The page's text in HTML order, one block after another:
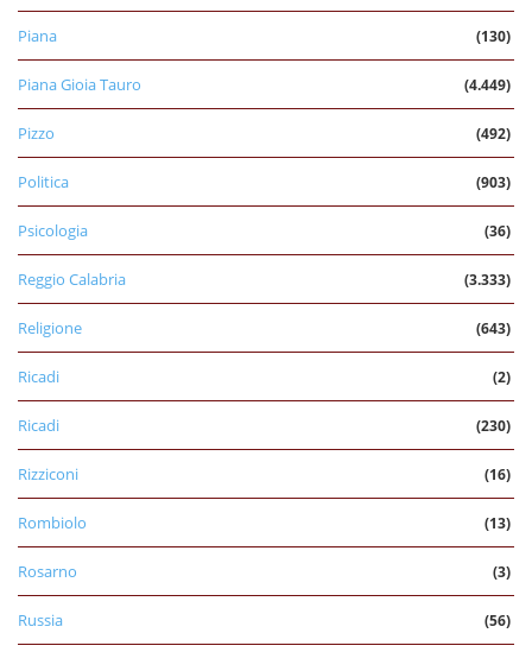
Piana (130)
Piana Gioia Tauro (4.449)
Pizzo (492)
Politica (903)
Psicologia (36)
Reggio Calabria (3.333)
Religione (643)
Ricadi (2)
Ricadi (230)
Rizziconi (16)
Rombiolo (13)
Rosarno (3)
Russia (56)